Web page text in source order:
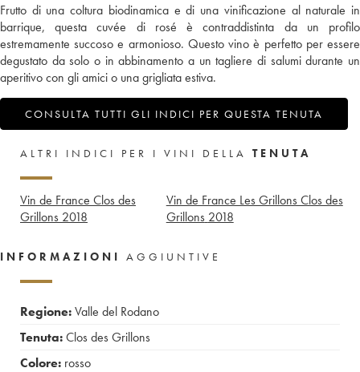
Frutto di una coltura biodinamica e di una vinificazione al naturale in
barrique, questa cuvée di rosé è contraddistinta da un profilo
estremamente succoso e armonioso. Questo vino è perfetto per essere
degustato da solo o in abbinamento a un tagliere di salumi durante un
aperitivo con gli amici o una grigliata estiva.
CONSULTA TUTTI GLI INDICI PER QUESTA TENUTA
ALTRI INDICI PER I VINI DELLA TENUTA
Vin de France Clos des
Grillons 2018
Vin de France Les Grillons Clos des
Grillons 2018
INFORMAZIONI AGGIUNTIVE
Regione:Valle del Rodano
Tenuta:Clos des Grillons
Colore: rosso